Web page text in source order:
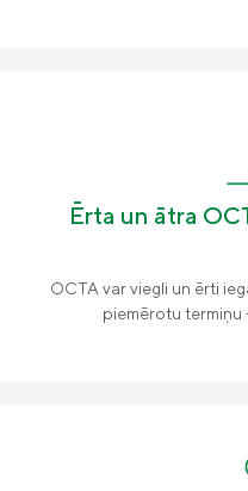
Ērta un ātra
OCTA var viegli un ērti
piemērotu termiņu